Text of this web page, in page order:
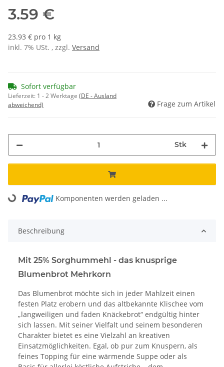
3.59 €
23.93 € pro 1 kg
inkl. 7% USt. , zzgl. Versand
Sofort verfügbar
Lieferzeit: 1 - 2 Werktage (DE - Ausland
abweichend)
Frage zum Artikel
Stk
Loading... Komponenten werden geladen ...
Beschreibung
Mit 25% Sorghummehl - das knusprige
Blumenbrot Mehrkorn
Das Blumenbrot möchte sich in jeder Mahlzeit einen
festen Platz erobern und das altbekannte Klischee vom
„langweiligen und faden Knäckebrot“ endgültig hinter
sich lassen. Mit seiner Vielfalt und seinem besonderen
Charakter bietet es eine Vielzahl an kreativen
Einsatzmöglichkeiten. Egal, ob pur zum Knuspern, als
feines Topping für eine wärmende Suppe oder als